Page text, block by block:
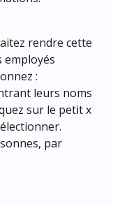
rendre cette
employés
:
leurs noms
sur le petit x
par